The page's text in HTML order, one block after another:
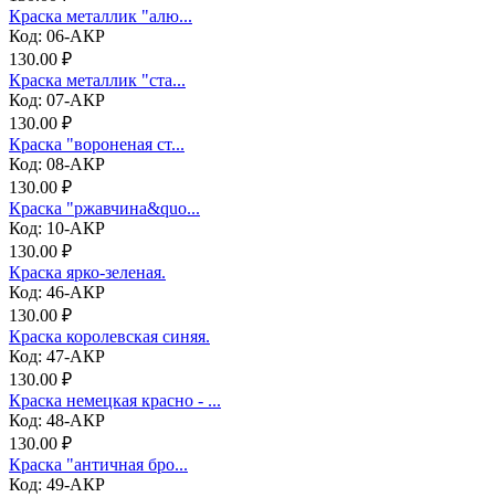
Краска металлик "алю...
Код: 06-АКР
130.00 ₽
Краска металлик "ста...
Код: 07-АКР
130.00 ₽
Краска "вороненая ст...
Код: 08-АКР
130.00 ₽
Краска "ржавчина&quo...
Код: 10-АКР
130.00 ₽
Краска ярко-зеленая.
Код: 46-АКР
130.00 ₽
Краска королевская синяя.
Код: 47-АКР
130.00 ₽
Краска немецкая красно - ...
Код: 48-АКР
130.00 ₽
Краска "античная бро...
Код: 49-АКР